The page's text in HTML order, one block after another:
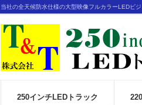
当社の全天候防水仕様の大型映像フルカラーLEDビ
250インチLEDトラック